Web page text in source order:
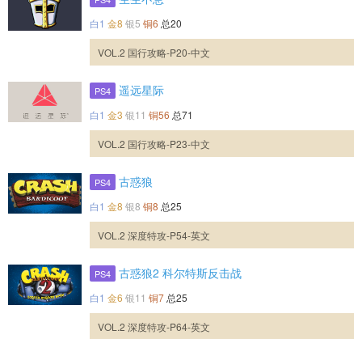
白1 金8 银5 铜6 总20
VOL.2 国行攻略-P20-中文
PS4 遥远星际
白1 金3 银11 铜56 总71
VOL.2 国行攻略-P23-中文
PS4 古惑狼
白1 金8 银8 铜8 总25
VOL.2 深度特攻-P54-英文
PS4 古惑狼2 科尔特斯反击战
白1 金6 银11 铜7 总25
VOL.2 深度特攻-P64-英文